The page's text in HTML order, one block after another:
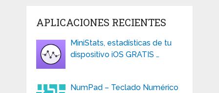
APLICACIONES RECIENTES
MiniStats, estadísticas de tu
dispositivo iOS GRATIS …
NumPad – Teclado Numérico